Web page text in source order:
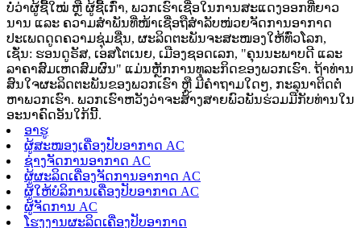
ບໍ່ວ່າຜູ້ຊື້ໃໝ່ ຫຼື ຜູ້ຊື້ເກົ່າ, ພວກເຮົາເຊື່ອໃນການສະແດງອອກທີ່ຍາວ
ນານ ແລະ ຄວາມສຳພັນທີ່ໜ້າເຊື່ອຖືສຳລັບໜ່ວຍຈັດການອາກາດ
ປະເພດດູດຄວາມຊຸ່ມຊື່ນ, ຜະລິດຕະພັນຈະສະໜອງໃຫ້ທົ່ວໂລກ,
ເຊັ່ນ: ຮອນດູຣັສ, ເອສໂຕເນຍ, ເມືອງຊອດເລກ, "ຄຸນນະພາບດີ ແລະ
ລາຄາສົມເຫດສົມຜົນ" ແມ່ນຫຼັກການທຸລະກິດຂອງພວກເຮົາ. ຖ້າທ່ານ
ສົນໃຈຜະລິດຕະພັນຂອງພວກເຮົາ ຫຼື ມີຄຳຖາມໃດໆ, ກະລຸນາຕິດຕໍ່
ຫາພວກເຮົາ. ພວກເຮົາຫວັງວ່າຈະສ້າງສາຍພົວພັນຮ່ວມມືກັບທ່ານໃນ
ອະນາຄົດອັນໃກ້ນີ້.
ອາຮູ
ຜູ້ສະໜອງເຄື່ອງປັບອາກາດ AC
ຊ່າງຈັດການອາກາດ AC
ຜູ້ຜະລິດເຄື່ອງຈັດການອາກາດ AC
ຜູ້ໃຫ້ບໍລິການເຄື່ອງປັບອາກາດ AC
ຜູ້ຈັດການ AC
ໂຮງງານຜະລິດເຄື່ອງປັບອາກາດ